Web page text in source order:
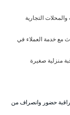
التجارية
مع خدمة العملاء في
منزلية صغيرة
حضور وانصراف من